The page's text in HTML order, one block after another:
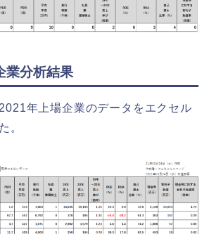
業分析結果
年上場企業のデータをエクセル
。